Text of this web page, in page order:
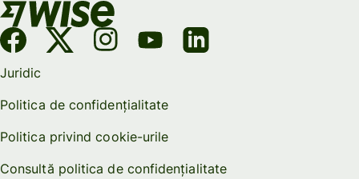
Juridic
Politica de confidențialitate
Politica privind cookie-urile
Consultă politica de confidențialitate